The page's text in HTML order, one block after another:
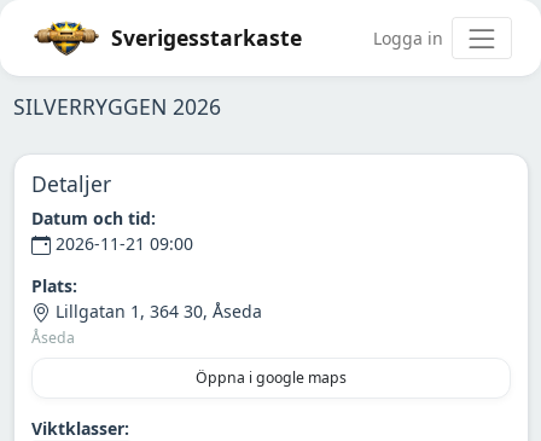
Sverigesstarkaste Logga in
SILVERRYGGEN 2026
Detaljer
Datum och tid:
2026-11-21 09:00
Plats:
Lillgatan 1, 364 30, Åseda
Åseda
Öppna i google maps
Viktklasser: